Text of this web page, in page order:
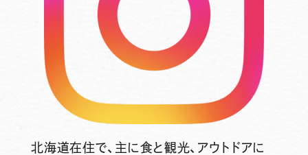
北海道在住で、主に食と観光、アウトドアに